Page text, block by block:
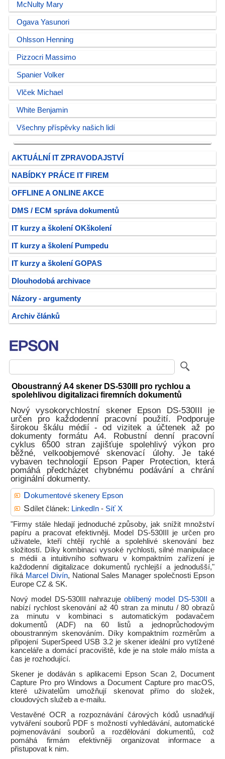
McNulty Mary
Ogava Yasunori
Ohlsson Henning
Pizzocri Massimo
Spanier Volker
Vlček Michael
White Benjamin
Všechny příspěvky našich lidí
AKTUÁLNÍ IT ZPRAVODAJSTVÍ
NABÍDKY PRÁCE IT FIREM
OFFLINE A ONLINE AKCE
DMS / ECM správa dokumentů
IT kurzy a školení OKškolení
IT kurzy a školení Pumpedu
IT kurzy a školení GOPAS
Dlouhodobá archivace
Názory - argumenty
Archiv článků
Oboustranný A4 skener DS-530III pro rychlou a
spolehlivou digitalizaci firemních dokumentů
Nový vysokorychlostní skener Epson DS-530III je
určen pro každodenní pracovní použití. Podporuje
širokou škálu médií - od vizitek a účtenek až po
dokumenty formátu A4. Robustní denní pracovní
cyklus 6500 stran zajišťuje spolehlivý výkon pro
běžné, velkoobjemové skenovací úlohy. Je také
vybaven technologií Epson Paper Protection, která
pomáhá předcházet chybnému podávání a chrání
originální dokumenty.
Dokumentové skenery Epson
Sdílet článek: LinkedIn- Síť X
"Firmy stále hledají jednoduché způsoby, jak snížit množství
papíru a pracovat efektivněji. Model DS-530III je určen pro
uživatele, kteří chtějí rychlé a spolehlivé skenování bez
složitostí. Díky kombinaci vysoké rychlosti, silné manipulace
s médii a intuitivního softwaru v kompaktním zařízení je
každodenní digitalizace dokumentů rychlejší a jednodušší,"
říká Marcel Divín, National Sales Manager společnosti Epson
Europe CZ & SK.
Nový model DS-530III nahrazujeoblíbený model DS-530II
a
nabízí rychlost skenování až 40 stran za minutu / 80 obrazů
za minutu v kombinaci s automatickým podavačem
dokumentů (ADF) na 60 listů a jednoprůchodovým
oboustranným skenováním. Díky kompaktním rozměrům a
připojení SuperSpeed USB 3.2 je skener ideální pro vytížené
kanceláře a domácí pracoviště, kde je na stole málo místa a
čas je rozhodující.
Skener je dodáván s aplikacemi Epson Scan 2, Document
Capture Pro pro Windows a Document Capture pro macOS,
které uživatelům umožňují skenovat přímo do složek,
cloudových služeb a e-mailu.
Vestavěné OCR a rozpoznávání čárových kódů usnadňují
vytváření souborů PDF s možností vyhledávání, automatické
pojmenovávání souborů a rozdělování dokumentů, což
pomáhá firmám efektivněji organizovat informace a
přistupovat k nim.